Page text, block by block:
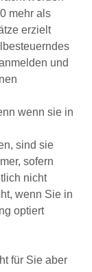
mehr als
erzielt
und
wenn sie in
sind sie
sofern
nicht
wenn Sie in
optiert
für Sie aber